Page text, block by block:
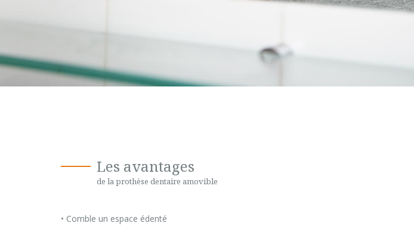
Les avantages
de la prothèse dentaire amovible
• Comble un espace édenté